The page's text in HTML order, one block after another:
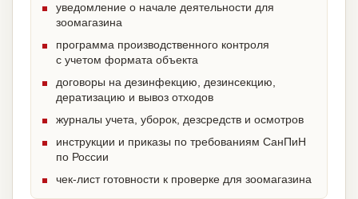
уведомление о начале деятельности для
зоомагазина
программа производственного контроля
с учетом формата объекта
договоры на дезинфекцию, дезинсекцию,
дератизацию и вывоз отходов
журналы учета, уборок, дезсредств и осмотров
инструкции и приказы по требованиям СанПиН
по России
чек-лист готовности к проверке для зоомагазина